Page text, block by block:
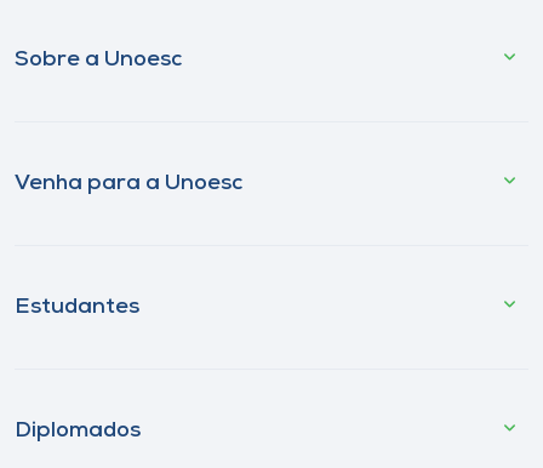
Sobre a Unoesc
Venha para a Unoesc
Estudantes
Diplomados